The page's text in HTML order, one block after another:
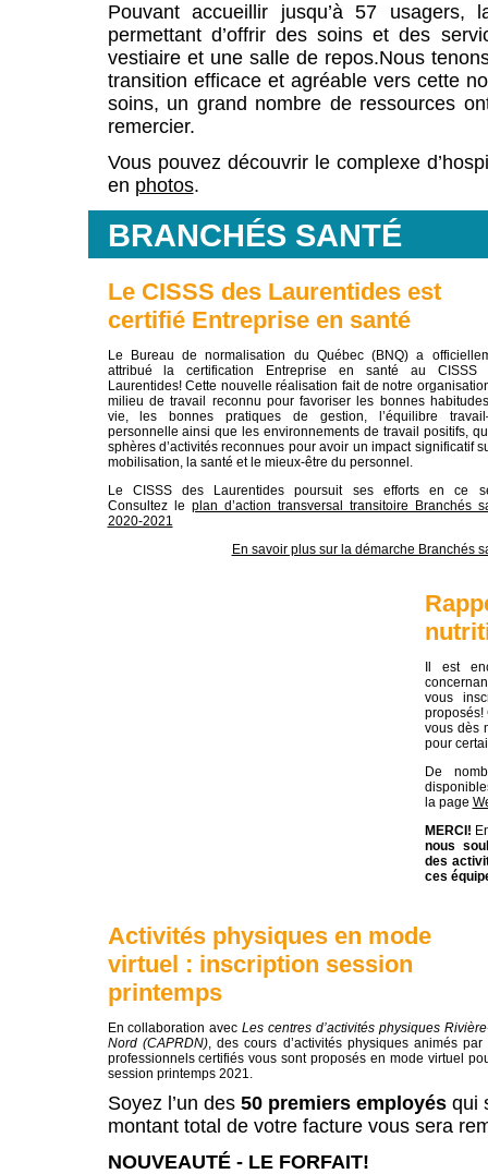
Pouvant accueillir jusqu’à 57 usagers,
permettant d’offrir des soins et des
vestiaire et une salle de repos.Nous
transition efficace et agréable vers cette
soins, un grand nombre de ressources
remercier.
Vous pouvez découvrir le complexe
en photos.
BRANCHÉS SANTÉ
Le CISSS des Laurentides est
certifié Entreprise en santé
Le Bureau de normalisation du Québec (BNQ) a
attribué la certification Entreprise en santé au CISSS
Laurentides! Cette nouvelle réalisation fait de notre
milieu de travail reconnu pour favoriser les bonnes
vie, les bonnes pratiques de gestion, l’équilibre
personnelle ainsi que les environnements de travail positifs,
sphères d’activités reconnues pour avoir un impact significatif
mobilisation, la santé et le mieux-être du personnel.
Le CISSS des Laurentides poursuit ses efforts en ce
Consultez le plan d’action transversal transitoire Branchés
2020-2021
En savoir plus sur la démarche Branchés
Il est
vous
vous dès
pour
De
la page
MERCI!
nous
des
ces
Activités physiques en mode
virtuel : inscription session
printemps
En collaboration avecLes centres d’activités physiques
Nord (CAPRDN), des cours d’activités physiques animés par
professionnels certifiés vous sont proposés en mode virtuel
session printemps 2021.
Soyez l’un des 50 premiers employés qui
montant total de votre facture vous sera
NOUVEAUTÉ - LE FORFAIT!